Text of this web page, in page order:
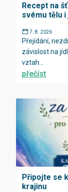
Recept na
svému tělu i
7. 8. 2026
Přejídání,
závislost na
vztah...
přečíst
Připojte se
krajinu